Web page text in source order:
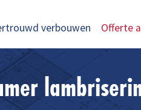
verbouwen Offerte